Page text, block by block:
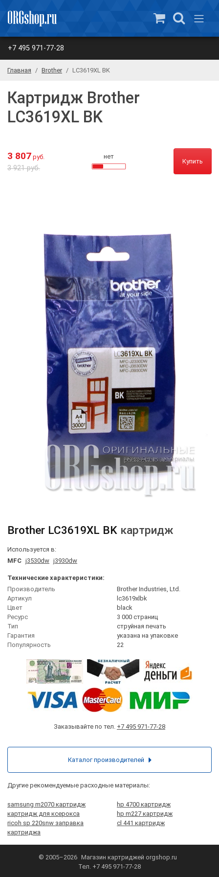
+7 495 971-77-28
Главная Brother LC3619XL BK
Картридж Brother
LC3619XL BK
3 807 руб.
3 921 руб.
нет
Купить
Brother LC3619XL BK картридж
Используется в:
MFC j3530dw j3930dw
Технические характеристики:
Производитель
Brother Industries, Ltd.
Артикул
lc3619xlbk
Цвет
black
Ресурс
3 000 страниц
Тип
струйная печать
Гарантия
указана на упаковке
Популярность
22
Заказывайте по тел. +7 495 971-77-28
Другие рекомендуемые расходные материалы:
samsung m2070 картридж
hp 4700 картридж
картридж для ксерокса
hp m227 картридж
ricoh sp 220snw заправка
картриджа
cl 441 картридж
© 2005–2026 Магазин картриджей orgshop.ru
Тел. +7 495 971-77-28